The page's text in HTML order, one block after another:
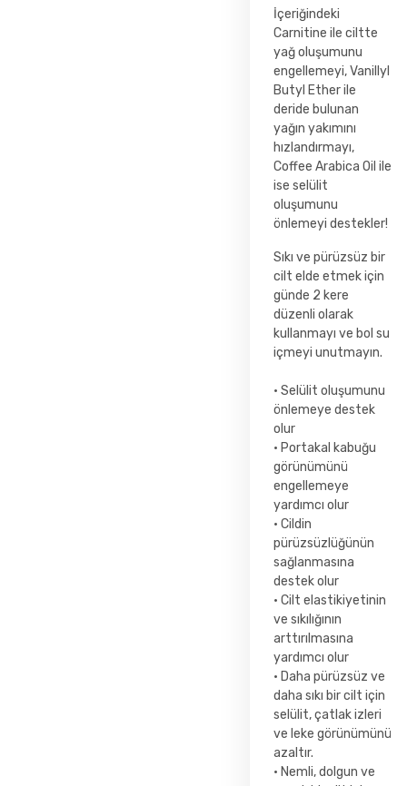
İçeriğindeki
Carnitine ile ciltte
yağ oluşumunu
engellemeyi, Vanillyl
Butyl Ether ile
deride bulunan
yağın yakımını
hızlandırmayı,
Coffee Arabica Oil ile
ise selülit
oluşumunu
önlemeyi destekler!
Sıkı ve pürüzsüz bir
cilt elde etmek için
günde 2 kere
düzenli olarak
kullanmayı ve bol su
içmeyi unutmayın.
• Selülit oluşumunu
önlemeye destek
olur
• Portakal kabuğu
görünümünü
engellemeye
yardımcı olur
• Cildin
pürüzsüzlüğünün
sağlanmasına
destek olur
• Cilt elastikiyetinin
ve sıkılığının
arttırılmasına
yardımcı olur
• Daha pürüzsüz ve
daha sıkı bir cilt için
selülit, çatlak izleri
ve leke görünümünü
azaltır.
• Nemli, dolgun ve